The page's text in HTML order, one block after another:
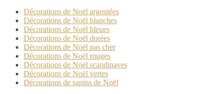
Décorations de Noël argentées
Décorations de Noël blanches
Décorations de Noël bleues
Décorations de Noël dorées
Décorations de Noël pas cher
Décorations de Noël rouges
Décorations de Noël scandinaves
Décorations de Noël vertes
Décorations de sapins de Noël